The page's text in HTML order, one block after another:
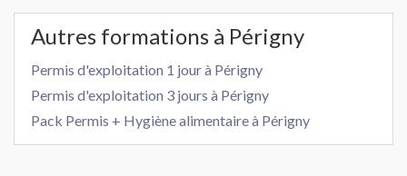
Autres formations à Périgny
Permis d'exploitation 1 jour à Périgny
Permis d'exploitation 3 jours à Périgny
Pack Permis + Hygiène alimentaire à Périgny